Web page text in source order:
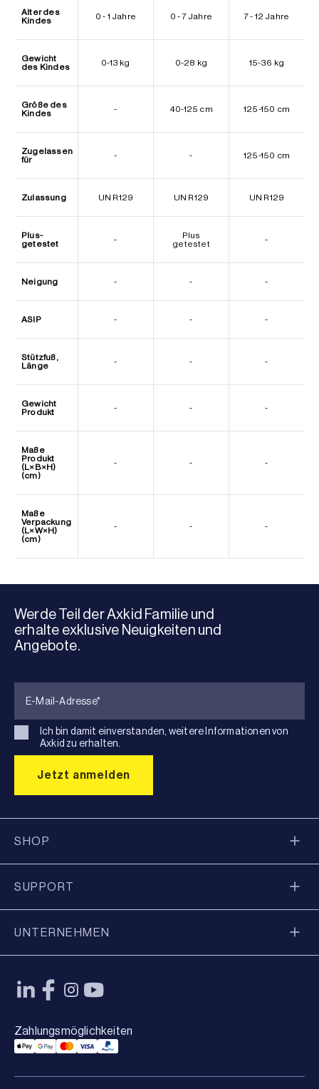
Alter des
Kindes
0 - 1 Jahre 0 - 7 Jahre 7 - 12 Jahre
Gewicht
des Kindes
0-13 kg 0-28 kg 15-36 kg
Größe des
Kindes
- 40-125 cm 125-150 cm
Zugelassen
für
- - 125-150 cm
Zulassung UN R129 UN R129 UN R129
Plus-
getestet
-
Plus
getestet
-
Neigung - - -
ASIP - - -
Stützfuß,
Länge
- - -
Gewicht
Produkt
- - -
Maße
Produkt
(L×B×H)
(cm)
- - -
Maße
Verpackung
(L×W×H)
(cm)
- - -
Werde Teil der Axkid Familie und
erhalte exklusive Neuigkeiten und
Angebote.
Ich bin damit einverstanden, weitere Informationen von
Axkid zu erhalten.
SHOP
SUPPORT
UNTERNEHMEN
Zahlungsmöglichkeiten
Applepay Payment
Googlepay Payment
Mastercard Payment
Visa Payment
Paypal Payment